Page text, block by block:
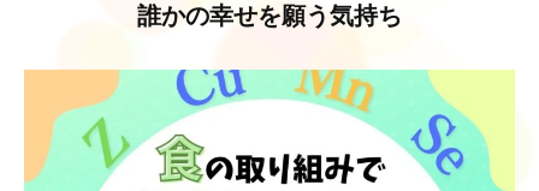
誰かの幸せを願う気持ち